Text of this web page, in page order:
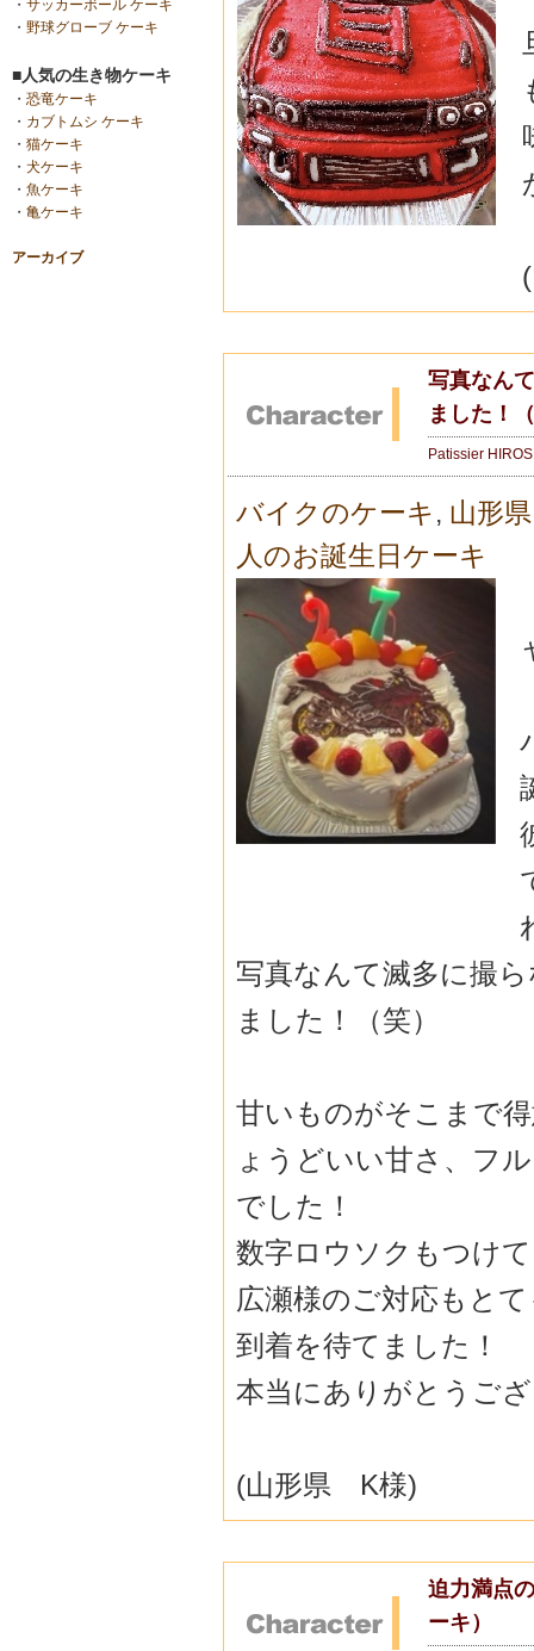
・ サッカーボール ケーキ
・ 野球グローブ ケーキ
■人気の生き物ケーキ
・ 恐竜ケーキ
・ カブトムシ ケーキ
・ 猫ケーキ
・ 犬ケーキ
・ 魚ケーキ
・ 亀ケーキ
アーカイブ
写真なん
ました！
Patissier
バイクのケーキ , 山形県
人のお誕生日ケーキ
写真なんて滅多に撮
ました！（笑）
甘いものがそこまで
ょうどいい甘さ 、フ
でした！
数字ロウソクもつけ
広瀬様のご対応もと
到着を待てました！
本当にありがとうご
(山形県 K様)
迫力満点
ーキ）